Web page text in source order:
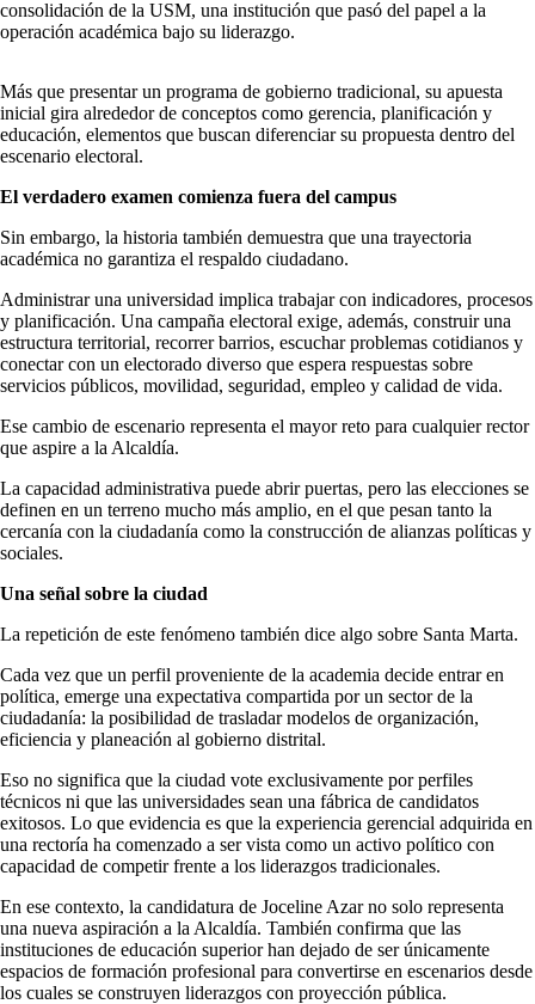
consolidación de la USM, una institución que pasó del papel a la
operación académica bajo su liderazgo.
Más que presentar un programa de gobierno tradicional, su apuesta
inicial gira alrededor de conceptos como gerencia, planificación y
educación, elementos que buscan diferenciar su propuesta dentro del
escenario electoral.
El verdadero examen comienza fuera del campus
Sin embargo, la historia también demuestra que una trayectoria
académica no garantiza el respaldo ciudadano.
Administrar una universidad implica trabajar con indicadores, procesos
y planificación. Una campaña electoral exige, además, construir una
estructura territorial, recorrer barrios, escuchar problemas cotidianos y
conectar con un electorado diverso que espera respuestas sobre
servicios públicos, movilidad, seguridad, empleo y calidad de vida.
Ese cambio de escenario representa el mayor reto para cualquier rector
que aspire a la Alcaldía.
La capacidad administrativa puede abrir puertas, pero las elecciones se
definen en un terreno mucho más amplio, en el que pesan tanto la
cercanía con la ciudadanía como la construcción de alianzas políticas y
sociales.
Una señal sobre la ciudad
La repetición de este fenómeno también dice algo sobre Santa Marta.
Cada vez que un perfil proveniente de la academia decide entrar en
política, emerge una expectativa compartida por un sector de la
ciudadanía: la posibilidad de trasladar modelos de organización,
eficiencia y planeación al gobierno distrital.
Eso no significa que la ciudad vote exclusivamente por perfiles
técnicos ni que las universidades sean una fábrica de candidatos
exitosos. Lo que evidencia es que la experiencia gerencial adquirida en
una rectoría ha comenzado a ser vista como un activo político con
capacidad de competir frente a los liderazgos tradicionales.
En ese contexto, la candidatura de Joceline Azar no solo representa
una nueva aspiración a la Alcaldía. También confirma que las
instituciones de educación superior han dejado de ser únicamente
espacios de formación profesional para convertirse en escenarios desde
los cuales se construyen liderazgos con proyección pública.